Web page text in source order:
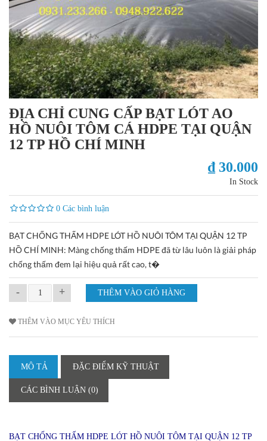
ĐỊA CHỈ CUNG CẤP BẠT LÓT AO
HỒ NUÔI TÔM CÁ HDPE TẠI QUẬN
12 TP HỒ CHÍ MINH
₫ 30.000
In Stock
0 Các bình luận
BẠT CHỐNG THẤM HDPE LÓT HỒ NUÔI TÔM TẠI QUẬN 12 TP
HỒ CHÍ MINH: Màng chống thấm HDPE đã từ lâu luôn là giải pháp
chống thấm đem lại hiệu quả rất cao, t�
- +
THÊM VÀO MỤC YÊU THÍCH
MÔ TẢ ĐẶC ĐIỂM KỸ THUẬT
CÁC BÌNH LUẬN (0)
BẠT CHỐNG THẤM HDPE LÓT HỒ NUÔI TÔM TẠI QUẬN 12 TP